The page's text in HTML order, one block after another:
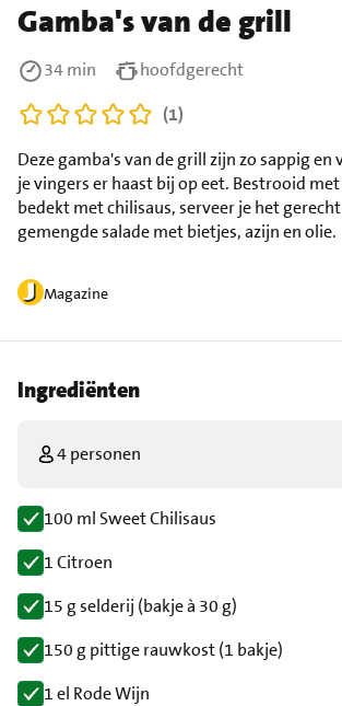
Gamba's van de grill
Magazine
Deze gamba's van de grill zijn zo sappig en
je vingers er haast bij op eet. Bestrooid
bedekt met chilisaus, serveer je het
gemengde salade met bietjes, azijn en olie.
34 min
hoofdgerecht
(1)
Ingrediënten
4 personen
100 ml Sweet Chilisaus
1 Citroen
15 g selderij (bakje à 30 g)
150 g pittige rauwkost (1 bakje)
1 el Rode Wijn